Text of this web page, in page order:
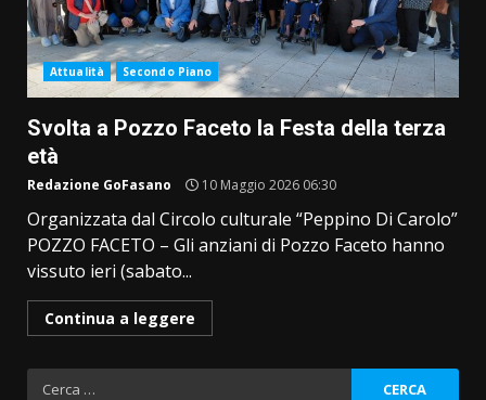
Attualità Secondo Piano
Svolta a Pozzo Faceto la Festa della terza
età
Redazione GoFasano 10 Maggio 2026 06:30
Organizzata dal Circolo culturale “Peppino Di Carolo”
POZZO FACETO – Gli anziani di Pozzo Faceto hanno
vissuto ieri (sabato...
Continua a leggere
Ricerca